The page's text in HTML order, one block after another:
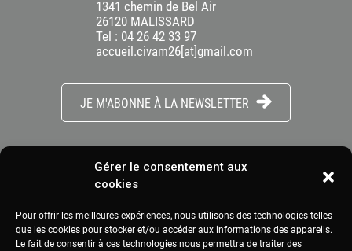
Gérer le consentement aux
cookies
Pour offrir les meilleures expériences, nous utilisons des technologies telles
que les cookies pour stocker et/ou accéder aux informations des appareils.
Le fait de consentir à ces technologies nous permettra de traiter des
1341 chemin de Bel Air
26120 MALISSARD
Tel : 04 26 42 33 97
accueil.civam26[at]gmail.com
JE M'ABONNE À LA NEWSLETTER